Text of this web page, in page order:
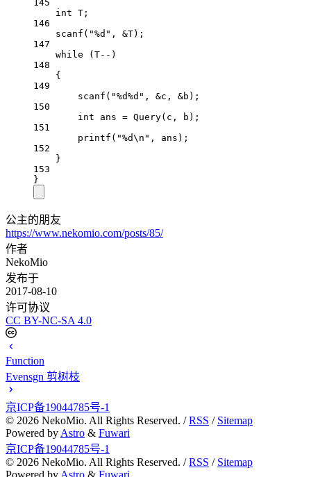
145
int T;
146
scanf ( "%d " , &T);
147
while (T-- )
148
{
149
scanf ( "%d%d " , &c, &b);
150
int ans = Query(c, b);
151
printf ( "%d\n " , ans);
152
}
153
}
公主的朋友
https://www.nekomio.com/posts/85/
作者
NekoMio
发布于
2017-08-10
许可协议
CC BY-NC-SA 4.0
Function
Evensgn 剪树枝
京ICP备19044785号-1
© 2026 NekoMio. All Rights Reserved. /RSS / Sitemap
Powered by Astro & Fuwari
京ICP备19044785号-1
© 2026 NekoMio. All Rights Reserved. /RSS / Sitemap
Powered by Astro & Fuwari